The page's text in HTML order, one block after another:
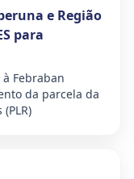
e Região
para
Febraban
da parcela da